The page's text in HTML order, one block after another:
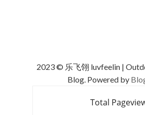
2023 © 乐飞翎 luvfeelin |
Blog. Powered by
Total